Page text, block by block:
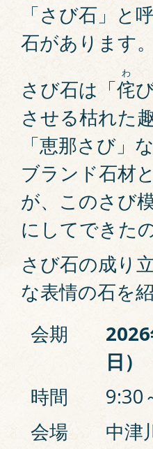
「さび石」と
石があります。
さび石は「侘
わ
させる枯れた
「恵那さび」
ブランド石材
が、このさび
にしてできた
さび石の成り
な表情の石を
会期
日）
時間
9:30
会場
中津